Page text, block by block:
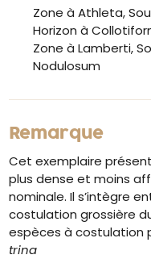
Zone à Athleta,
Horizon à
Zone à Lamberti,
Nodulosum
Remarque
Cet exemplaire
plus dense et moins
nominale. Il s’intègre
costulation grossière
espèces à costulation
trina